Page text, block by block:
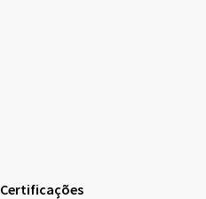
Certificações